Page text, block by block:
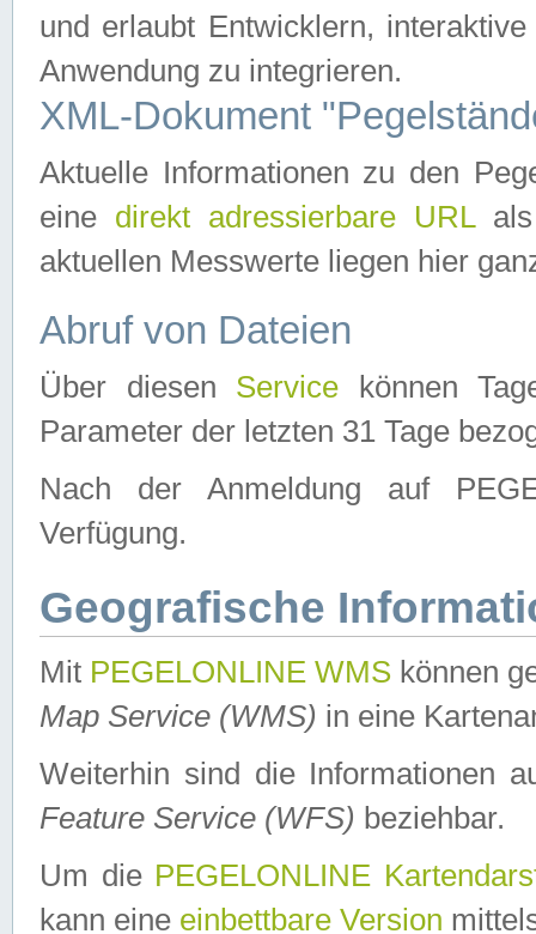
und erlaubt Entwicklern,
Anwendung zu integrieren.
XML-Dokument
Aktuelle Informationen zu den
eine direkt adressierbare URLals
aktuellen Messwerte liegen hier
Abruf von Dateien
Über diesen Service können
Parameter der letzten 31 Tage
Nach der Anmeldung auf
Verfügung.
Geografische
Mit PEGELONLINE WMS können
Map Service (WMS) in eine
Weiterhin sind die Informationen
Feature Service (WFS) beziehbar.
Um die PEGELONLINE
kann eine einbettbare Version